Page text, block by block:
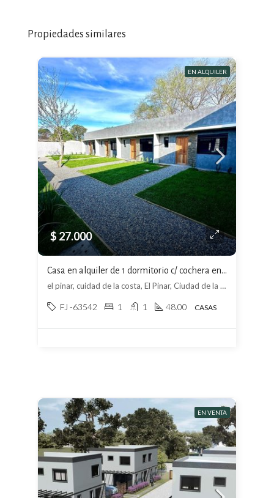
Propiedades similares
EN ALQUILER
$ 27.000
Casa en alquiler de 1 dormitorio c/ cochera en El Pinar
el pinar, cuidad de la costa, El Pinar, Ciudad de la Costa
FJ -63542 1 1 48.00 CASAS
EN VENTA